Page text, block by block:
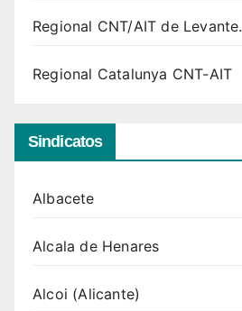
Regional CNT/AIT de Levante.
Regional Catalunya CNT-AIT
Sindicatos
Albacete
Alcala de Henares
Alcoi (Alicante)